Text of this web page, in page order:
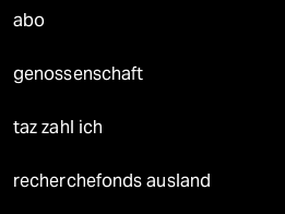
abo
genossenschaft
taz zahl ich
recherchefonds ausland